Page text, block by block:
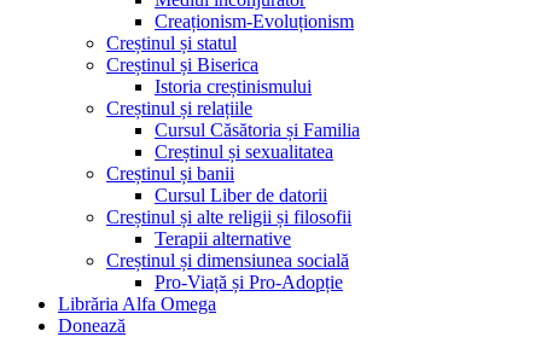
Creaționism-Evoluționism
Creștinul și statul
Creștinul și Biserica
Istoria creștinismului
Creștinul și relațiile
Cursul Căsătoria și Familia
Creștinul și sexualitatea
Creștinul și banii
Cursul Liber de datorii
Creștinul și alte religii și filosofii
Terapii alternative
Creștinul și dimensiunea socială
Pro-Viață și Pro-Adopție
Librăria Alfa Omega
Donează